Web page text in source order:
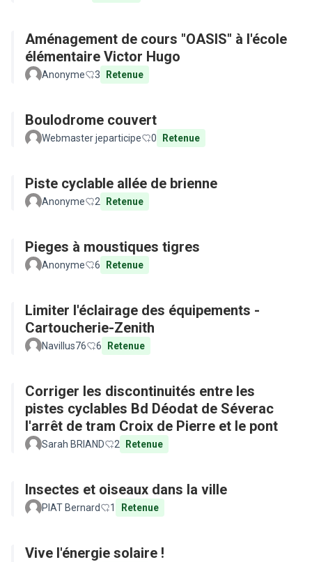
Aménagement de cours "OASIS" à l'école
élémentaire Victor Hugo
Anonyme 3 Retenue
Boulodrome couvert
Webmaster jeparticipe 0 Retenue
Piste cyclable allée de brienne
Anonyme 2 Retenue
Pieges à moustiques tigres
Anonyme 6 Retenue
Limiter l'éclairage des équipements -
Cartoucherie-Zenith
Navillus76 6 Retenue
Corriger les discontinuités entre les
pistes cyclables Bd Déodat de Séverac
l'arrêt de tram Croix de Pierre et le pont
Sarah BRIAND 2 Retenue
Insectes et oiseaux dans la ville
PIAT Bernard 1 Retenue
Vive l'énergie solaire !